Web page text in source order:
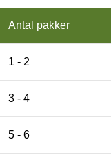
Antal pakker
1 - 2
3 - 4
5 - 6